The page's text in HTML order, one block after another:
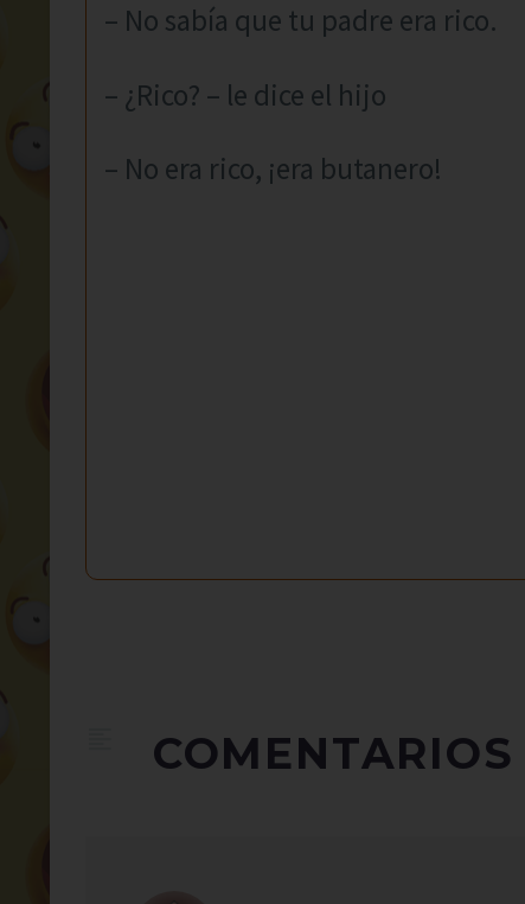
– No sabía que tu padre era rico.
– ¿Rico? – le dice el hijo
– No era rico, ¡era butanero!
COMENTARIOS